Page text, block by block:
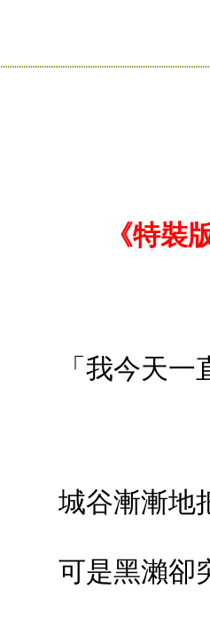
《特裝
「我今天一直
城谷漸漸地把
可是黑瀨卻突